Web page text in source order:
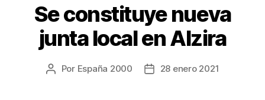
Se constituye nueva
junta local en Alzira
Por España 2000 28 enero 2021